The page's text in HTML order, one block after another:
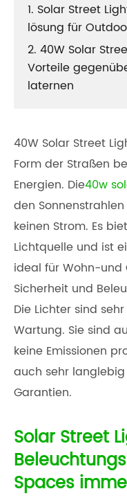
1. Solar Street
lösung für
2. 40W Solar
Vorteile
laternen
40W Solar Street
Form der Straßen
Energien. Die40w
den
keinen Strom. Es
Lichtquelle und ist
ideal für Wohn-und
Sicherheit und
Die Lichter sind
Wartung. Sie sind
keine Emissionen
auch sehr
Garantien.
Solar Street
Spaces